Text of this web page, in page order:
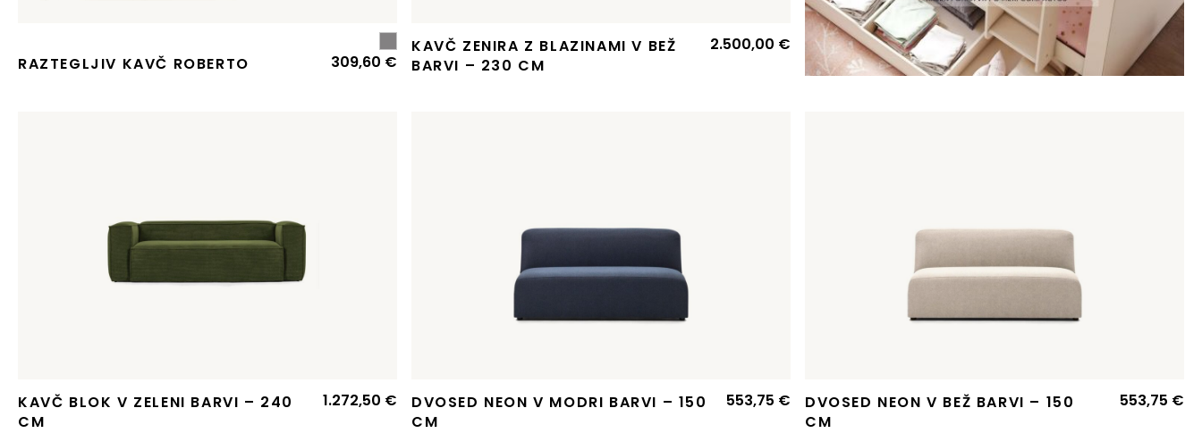
RAZTEGLJIV KAVČ ROBERTO 309,60 €
KAVČ ZENIRA Z BLAZINAMI V BEŽ
BARVI – 230 CM
2.500,00 €
KAVČ BLOK V ZELENI BARVI – 240
CM
1.272,50 €
DVOSED NEON V MODRI BARVI – 150
CM
553,75 €
DVOSED NEON V BEŽ BARVI – 150
CM
553,75 €